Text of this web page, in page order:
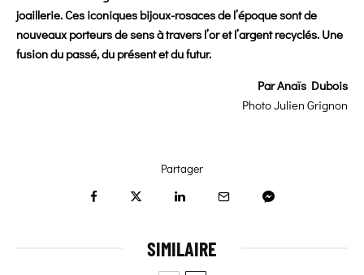
joaillerie. Ces iconiques bijoux-rosaces de l’époque sont de
nouveaux porteurs de sens à travers l’or et l’argent recyclés. Une
fusion du passé, du présent et du futur.
Par Anaïs Dubois
PhotoJulien Grignon
Partager
SIMILAIRE